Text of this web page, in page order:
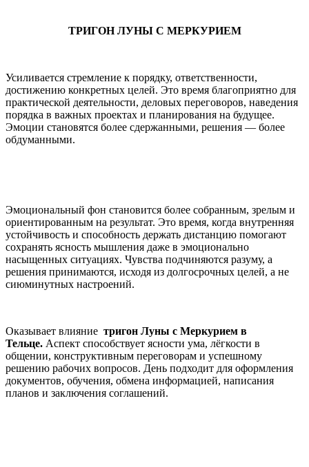
ТРИГОН ЛУНЫ С МЕРКУРИЕМ
Усиливается стремление к порядку, ответственности,
достижению конкретных целей. Это время благоприятно для
практической деятельности, деловых переговоров, наведения
порядка в важных проектах и планирования на будущее.
Эмоции становятся более сдержанными, решения — более
обдуманными.
Эмоциональный фон становится более собранным, зрелым и
ориентированным на результат. Это время, когда внутренняя
устойчивость и способность держать дистанцию помогают
сохранять ясность мышления даже в эмоционально
насыщенных ситуациях. Чувства подчиняются разуму, а
решения принимаются, исходя из долгосрочных целей, а не
сиюминутных настроений.
Оказывает влияние тригон Луны с Меркурием в
Тельце. Аспект способствует ясности ума, лёгкости в
общении, конструктивным переговорам и успешному
решению рабочих вопросов. День подходит для оформления
документов, обучения, обмена информацией, написания
планов и заключения соглашений.